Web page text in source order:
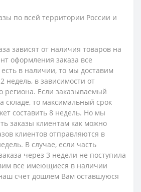
по всей территории России и
зависят от наличия товаров на
оформления заказа все
в наличии, то мы доставим
недель, в зависимости от
региона. Если заказываемый
складе, то максимальный срок
составить 8 недель. Но мы
заказы клиентам как можно
клиентов отправляются в
В случае, если часть
через 3 недели не поступила
все имеющиеся в наличии
счет дошлем Вам оставшуюся